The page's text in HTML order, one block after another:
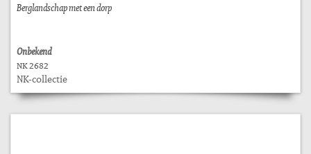
Berglandschap met een dorp
Onbekend
NK 2682
NK-collectie